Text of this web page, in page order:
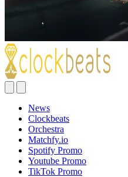
News
Clockbeats
Orchestra
Matchfy.io
Spotify Promo
Youtube Promo
TikTok Promo